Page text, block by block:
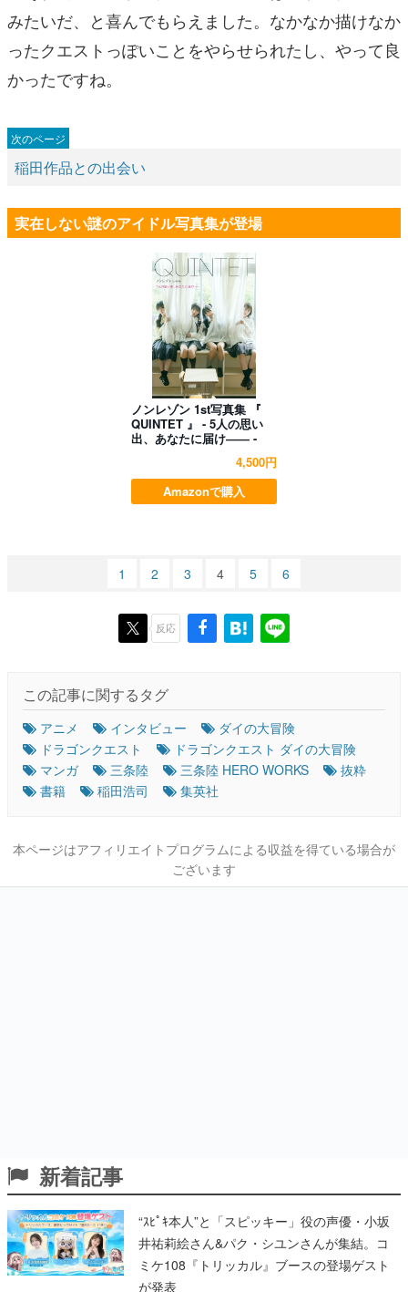
みたいだ、と喜んでもらえました。なかなか描けなか
ったクエストっぽいことをやらせられたし、やって良
かったですね。
稲田作品との出会い
実在しない謎のアイドル写真集が登場
ノンレゾン 1st写真集 『
QUINTET 』 - 5人の思い
出、あなたに届け―― -
4,500円
Amazonで購入
1 2 3 4 5 6
反応
この記事に関するタグ
アニメ インタビュー
ダイの大冒険
ドラゴンクエスト
ドラゴンクエスト ダイの大冒険
マンガ
三条陸 三条陸 HERO WORKS
抜粋
書籍
稲田浩司 集英社
本ページはアフィリエイトプログラムによる収益を得ている場合が
ございます
新着記事
“ｽﾋﾟｷ本人”と「スピッキー」役の声優・小坂
井祐莉絵さん&パク・シユンさんが集結。コ
ミケ108『トリッカル』ブースの登場ゲスト
が発表